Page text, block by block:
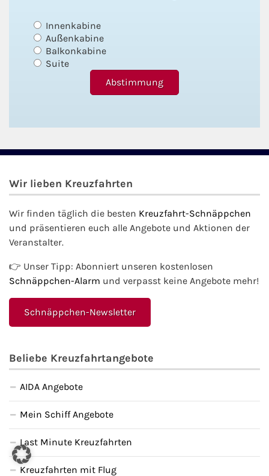
Innenkabine
Außenkabine
Balkonkabine
Suite
Wir lieben Kreuzfahrten
Wir finden täglich die besten Kreuzfahrt-Schnäppchen
und präsentieren euch alle Angebote und Aktionen der
Veranstalter.
👉 Unser Tipp: Abonniert unseren kostenlosen
Schnäppchen-Alarm und verpasst keine Angebote mehr!
Schnäppchen-Newsletter
Beliebe Kreuzfahrtangebote
AIDA Angebote
Mein Schiff Angebote
Last Minute Kreuzfahrten
Kreuzfahrten mit Flug